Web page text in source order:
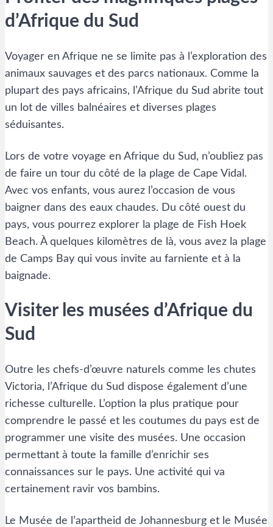
d’Afrique du Sud
Voyager en Afrique ne se limite pas à l’exploration des
animaux sauvages et des parcs nationaux. Comme la
plupart des pays africains, l’Afrique du Sud abrite tout
un lot de villes balnéaires et diverses plages
séduisantes.
Lors de votre voyage en Afrique du Sud, n’oubliez pas
de faire un tour du côté de la plage de Cape Vidal.
Avec vos enfants, vous aurez l’occasion de vous
baigner dans des eaux chaudes. Du côté ouest du
pays, vous pourrez explorer la plage de Fish Hoek
Beach. À quelques kilomètres de là, vous avez la plage
de Camps Bay qui vous invite au farniente et à la
baignade.
Visiter les musées d’Afrique du
Sud
Outre les chefs-d’œuvre naturels comme les chutes
Victoria, l’Afrique du Sud dispose également d’une
richesse culturelle. L’option la plus pratique pour
comprendre le passé et les coutumes du pays est de
programmer une visite des musées. Une occasion
permettant à toute la famille d’enrichir ses
connaissances sur le pays. Une activité qui va
certainement ravir vos bambins.
Le Musée de l’apartheid de Johannesburg et le Musée